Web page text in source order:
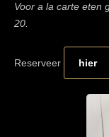
Voor a la carte eten
20.
Reserveer hier